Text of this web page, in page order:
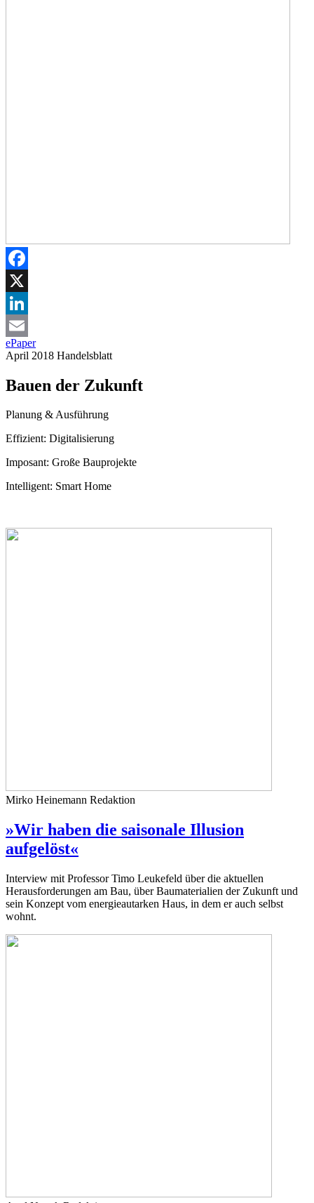
Facebook
X
LinkedIn
Email
ePaper
April 2018 Handelsblatt
Bauen der Zukunft
Planung & Ausführung
Effizient: Digitalisierung
Imposant: Große Bauprojekte
Intelligent: Smart Home
Mirko Heinemann Redaktion
»Wir haben die saisonale Illusion
aufgelöst«
Interview mit Professor Timo Leukefeld über die aktuellen
Herausforderungen am Bau, über Baumaterialien der Zukunft und
sein Konzept vom energieautarken Haus, in dem er auch selbst
wohnt.